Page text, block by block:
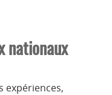
nationaux
expériences,